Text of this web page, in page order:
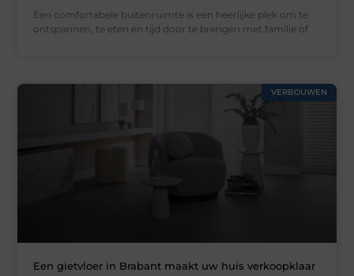
Een comfortabele buitenruimte is een heerlijke plek om te
ontspannen, te eten en tijd door te brengen met familie of
VERBOUWEN
Een gietvloer in Brabant maakt uw huis verkoopklaar